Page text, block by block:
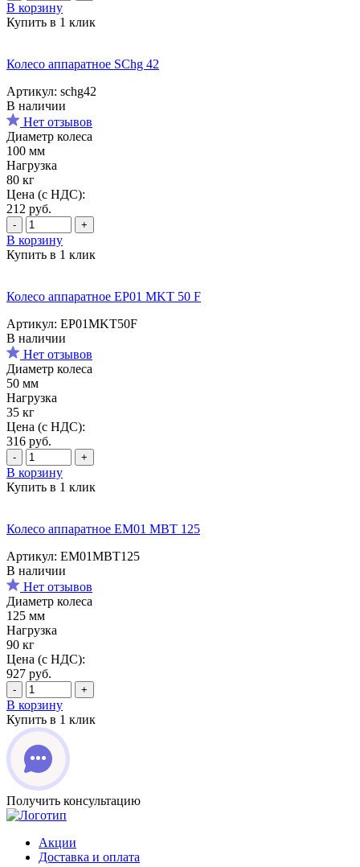
В корзину
Купить в 1 клик
Колесо аппаратное SChg 42
Артикул: schg42
В наличии
Нет отзывов
Диаметр колеса
100 мм
Нагрузка
80 кг
Цена (с НДС):
212 руб.
- +
В корзину
Купить в 1 клик
Колесо аппаратное EP01 MKT 50 F
Артикул: EP01MKT50F
В наличии
Нет отзывов
Диаметр колеса
50 мм
Нагрузка
35 кг
Цена (с НДС):
316 руб.
- +
В корзину
Купить в 1 клик
Колесо аппаратное EM01 MBT 125
Артикул: EM01MBT125
В наличии
Нет отзывов
Диаметр колеса
125 мм
Нагрузка
90 кг
Цена (с НДС):
927 руб.
- +
В корзину
Купить в 1 клик
Получить консультацию
Акции
Доставка и оплата